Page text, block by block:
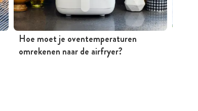
Hoe moet je oventemperaturen
omrekenen naar de airfryer?